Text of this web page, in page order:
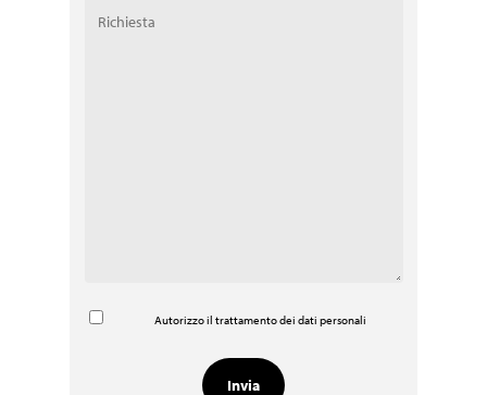
Autorizzo il trattamento dei dati personali